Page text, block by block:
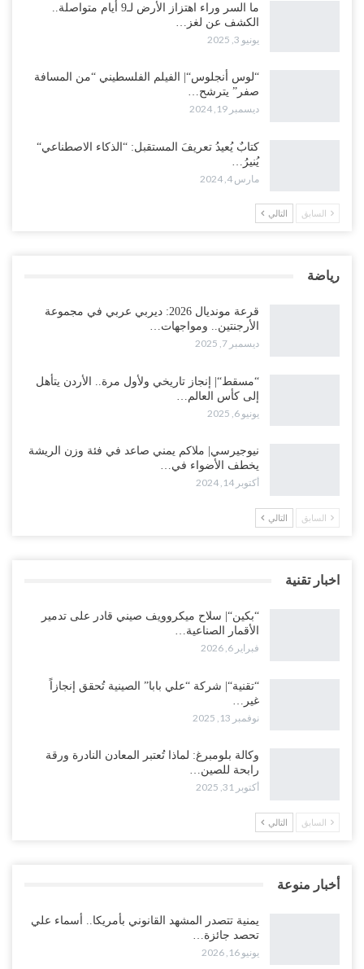
ما السر وراء اهتزاز الأرض لـ9 أيام متواصلة..
الكشف عن لغز…
يونيو 3, 2025
“لوس أنجلوس“| الفيلم الفلسطيني “من المسافة
صفر” يترشح…
ديسمبر 19, 2024
كتابٌ يُعيدُ تعريفَ المستقبل: “الذكاء الاصطناعي“
يُنيرُ…
مارس 4, 2024
السابق التالي
رياضة
قرعة مونديال 2026: ديربي عربي في مجموعة
الأرجنتين.. ومواجهات…
ديسمبر 7, 2025
“مسقط“| إنجاز تاريخي ولأول مرة.. الأردن يتأهل
إلى كأس العالم…
يونيو 6, 2025
نيوجيرسي| ملاكم يمني صاعد في فئة وزن الريشة
يخطف الأضواء في…
أكتوبر 14, 2024
السابق التالي
اخبار تقنية
“بكين“| سلاح ميكروويف صيني قادر على تدمير
الأقمار الصناعية…
فبراير 6, 2026
“تقنية“| شركة “علي بابا” الصينية تُحقق إنجازاً
غير…
نوفمبر 13, 2025
وكالة بلومبرغ: لماذا تُعتبر المعادن النادرة ورقة
رابحة للصين…
أكتوبر 31, 2025
السابق التالي
أخبار منوعة
يمنية تتصدر المشهد القانوني بأمريكا.. أسماء علي
تحصد جائزة…
يونيو 16, 2026